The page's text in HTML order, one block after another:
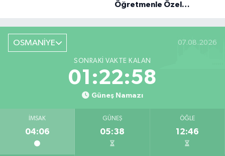
Öğretmenle Özel
OSMANİYE 07.08.2026
SONRAKI VAKTE KALAN
01:22:57
Güneş Namazı
İMSAK
04:06
GÜNEŞ
05:38
ÖĞLE
12:46